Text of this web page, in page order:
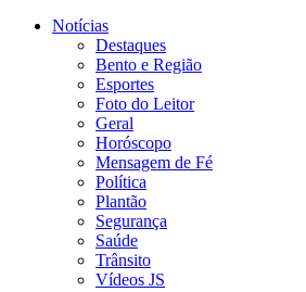
Notícias
Destaques
Bento e Região
Esportes
Foto do Leitor
Geral
Horóscopo
Mensagem de Fé
Política
Plantão
Segurança
Saúde
Trânsito
Vídeos JS